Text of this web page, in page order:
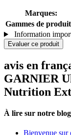
Marques:
Gammes de
Information
Evaluer ce produit
avis en
GARNIER
Nutrition
À lire sur notre
Bienvenue sur